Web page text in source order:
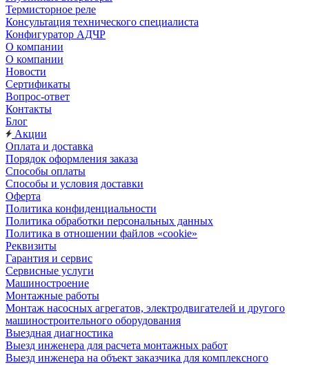
Термисторное реле
Консультация технического специалиста
Конфигуратор АДЧР
О компании
О компании
Новости
Сертификаты
Вопрос-ответ
Контакты
Блог
Акции
Оплата и доставка
Порядок оформления заказа
Способы оплаты
Способы и условия доставки
Оферта
Политика конфиденциальности
Политика обработки персональных данных
Политика в отношении файлов «cookie»
Реквизиты
Гарантия и сервис
Сервисные услуги
Машиностроение
Монтажные работы
Монтаж насосных агрегатов, электродвигателей и другого
машиностроительного оборудования
Выездная диагностика
Выезд инженера для расчета монтажных работ
Выезд инженера на объект заказчика для комплексного